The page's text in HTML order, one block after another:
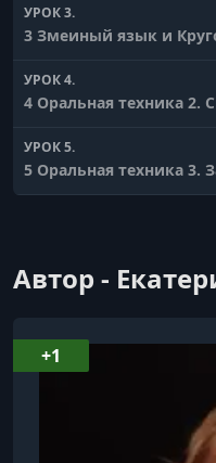
УРОК 3.
3 Змеиный язык и
УРОК 4.
4 Оральная техника 2.
УРОК 5.
5 Оральная техника 3.
УРОК 7.
УРОК 8.
7 Оральная техника 4.2
Автор -
+1